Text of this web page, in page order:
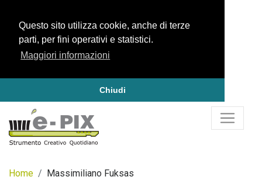
Questo sito utilizza cookie, anche di terze
parti, per fini operativi e statistici.
Maggiori informazioni
Chiudi
Home Massimiliano Fuksas